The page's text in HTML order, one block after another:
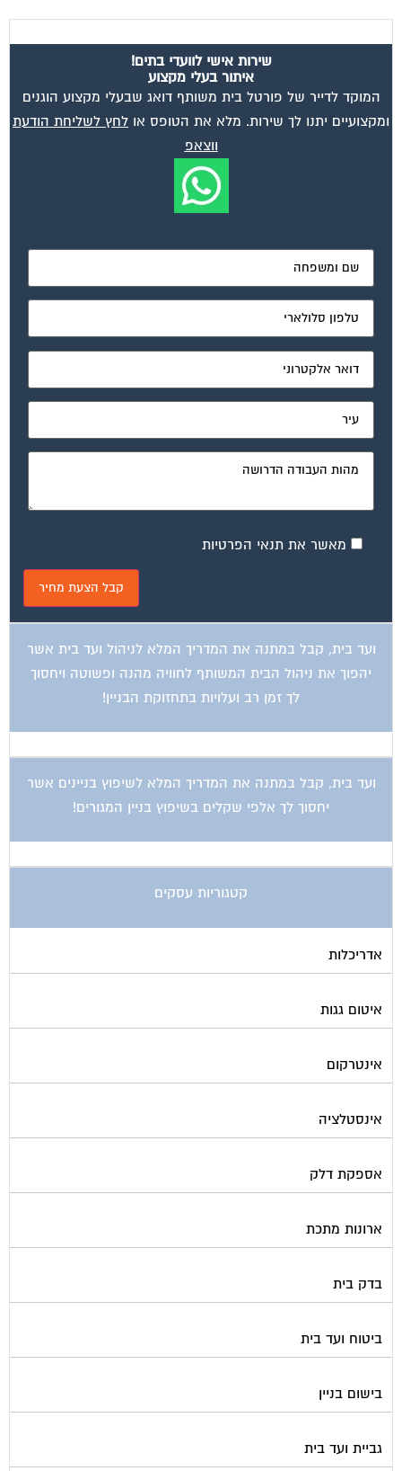
שירות אישי לוועדי בתים!
איתור בעלי מקצוע
המוקד לדייר של פורטל בית משותף דואג שבעלי מקצוע הוגנים
ומקצועיים יתנו לך שירות. מלא את הטופס או לחץ לשליחת הודעת
ווצאפ
מאשר את תנאי הפרטיות
ועד בית, קבל במתנה את המדריך המלא לניהול ועד בית אשר
יהפוך את ניהול הבית המשותף לחוויה מהנה ופשוטה ויחסוך
לך זמן רב ועלויות בתחזוקת הבניין!
ועד בית, קבל במתנה את המדריך המלא לשיפוץ בניינים אשר
יחסוך לך אלפי שקלים בשיפוץ בניין המגורים!
קטגוריות עסקים
אדריכלות
איטום גגות
אינטרקום
אינסטלציה
אספקת דלק
ארונות מתכת
בדק בית
ביטוח ועד בית
בישום בניין
גביית ועד בית